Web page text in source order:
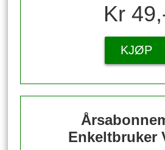
Kr
KJØP
Enkeltbruker